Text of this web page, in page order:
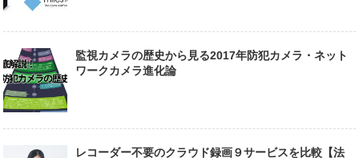
監視カメラの歴史から見る2017年防犯カメラ・ネット
ワークカメラ進化論
レコーダー不要のクラウド録画９サービスを比較【法